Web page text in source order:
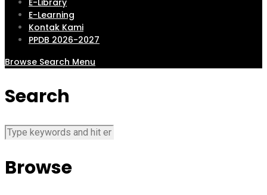
E-Learning
Kontak Kami
PPDB 2026-2027
Browse Search Menu
Search
Browse